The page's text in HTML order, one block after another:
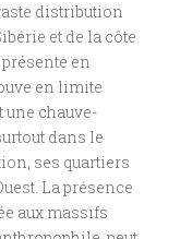
distribution
et de la côte
en
en limite
une chauve-
dans le
ses quartiers
La présence
aux massifs